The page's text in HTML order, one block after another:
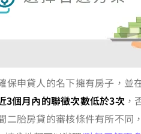
保申貸人的名下擁有房子，並
3個月內的聯徵次數低於3次，
二胎房貸的審核條件有所不同